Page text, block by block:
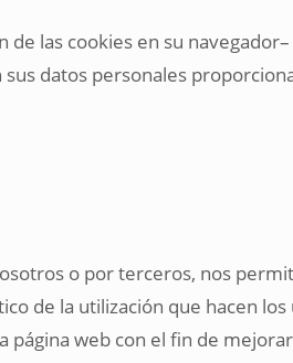
las cookies en su
datos personales
o por terceros, nos
de la utilización que hacen
página web con el fin de